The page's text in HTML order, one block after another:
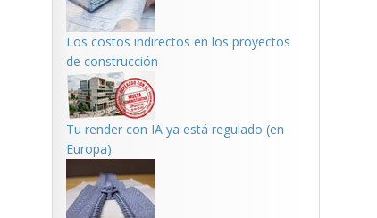
Los costos indirectos en los proyectos
de construcción
Tu render con IA ya está regulado (en
Europa)